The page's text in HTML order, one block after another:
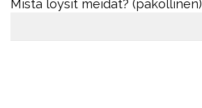
Mistä löysit meidät? (pakollinen)